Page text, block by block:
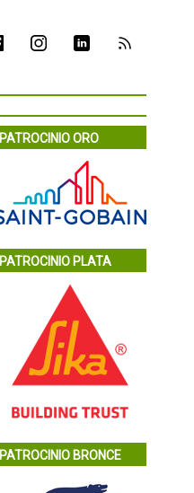
PATROCINIO ORO
PATROCINIO PLATA
PATROCINIO BRONCE